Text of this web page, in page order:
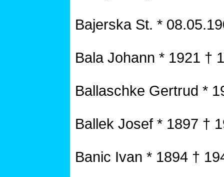
Bajerska St. *
Bala Johann * 1921 †
Ballaschke Gertrud *
Ballek Josef * 1897 †
Banic Ivan * 1894 †